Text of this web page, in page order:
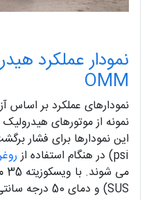
نمودار عملکرد
OMM
نمودارهای عملکرد بر اساس
نمونه از موتورهای
psi) در هنگام استفاده از
SUS) و دمای 50 درجه سانتی گراد (120 درجه فارنهایت).